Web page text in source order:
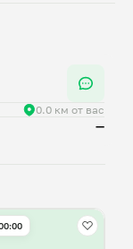
0.0 км от вас
—